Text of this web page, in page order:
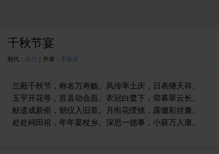
千秋节宴
朝代： 唐代 | 作者： 李隆基
兰殿千秋节，称名万寿觞。风传率土庆，日表继天祥。
玉宇开花萼，宫县动会昌。衣冠白鹭下，帟幕翠云长。
献遗成新俗，朝仪入旧章。月衔花绶镜，露缀彩丝囊。
处处祠田祖，年年宴杖乡。深思一德事，小获万人康。